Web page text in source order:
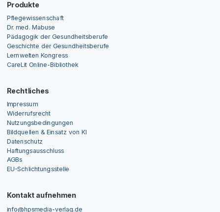
Produkte
Pflegewissenschaft
Dr. med. Mabuse
Pädagogik der Gesundheitsberufe
Geschichte der Gesundheitsberufe
Lernwelten Kongress
CareLit Online-Bibliothek
Rechtliches
Impressum
Widerrufsrecht
Nutzungsbedingungen
Bildquellen & Einsatz von KI
Datenschutz
Haftungsausschluss
AGBs
EU-Schlichtungsstelle
Kontakt aufnehmen
info@hpsmedia-verlag.de